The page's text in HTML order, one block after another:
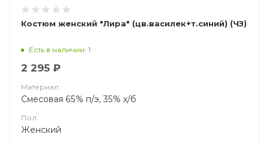
Костюм женский "Лира" (цв.василек+т.синий) (ЧЗ)
Есть в наличии: 1
2 295 ₽
Материал
Смесовая 65% п/э, 35% х/б
Пол
Женский